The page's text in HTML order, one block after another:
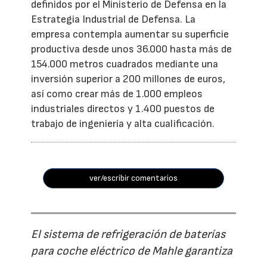
definidos por el Ministerio de Defensa en la
Estrategia Industrial de Defensa. La
empresa contempla aumentar su superficie
productiva desde unos 36.000 hasta más de
154.000 metros cuadrados mediante una
inversión superior a 200 millones de euros,
así como crear más de 1.000 empleos
industriales directos y 1.400 puestos de
trabajo de ingeniería y alta cualificación.
ver/escribir comentarios
El sistema de refrigeración de baterías
para coche eléctrico de Mahle garantiza